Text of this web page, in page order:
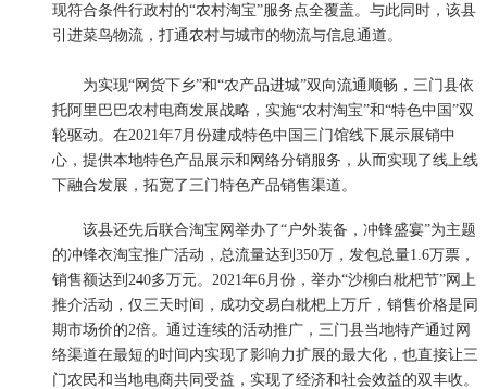
现符合条件行政村的“农村淘宝”服务点全覆盖。与此同时，该县
引进菜鸟物流，打通农村与城市的物流与信息通道。
为实现“网货下乡”和“农产品进城”双向流通顺畅，三门县依
托阿里巴巴农村电商发展战略，实施“农村淘宝”和“特色中国”双
轮驱动。在2021年7月份建成特色中国三门馆线下展示展销中
心，提供本地特色产品展示和网络分销服务，从而实现了线上线
下融合发展，拓宽了三门特色产品销售渠道。
该县还先后联合淘宝网举办了“户外装备，冲锋盛宴”为主题
的冲锋衣淘宝推广活动，总流量达到350万，发包总量1.6万票，
销售额达到240多万元。2021年6月份，举办“沙柳白枇杷节”网上
推介活动，仅三天时间，成功交易白枇杷上万斤，销售价格是同
期市场价的2倍。通过连续的活动推广，三门县当地特产通过网
络渠道在最短的时间内实现了影响力扩展的最大化，也直接让三
门农民和当地电商共同受益，实现了经济和社会效益的双丰收。